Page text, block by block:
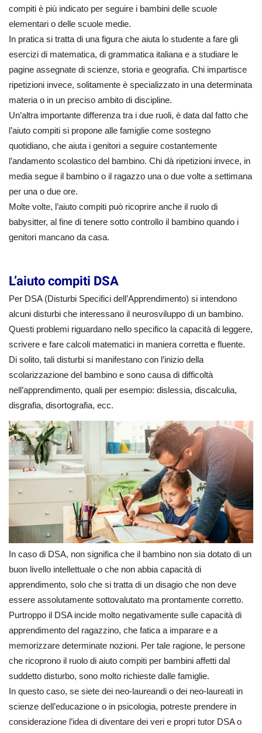
compiti è più indicato per seguire i bambini delle scuole
elementari o delle scuole medie.
In pratica si tratta di una figura che aiuta lo studente a fare gli
esercizi di matematica, di grammatica italiana e a studiare le
pagine assegnate di scienze, storia e geografia. Chi impartisce
ripetizioni invece, solitamente è specializzato in una determinata
materia o in un preciso ambito di discipline.
Un’altra importante differenza tra i due ruoli, è data dal fatto che
l’aiuto compiti si propone alle famiglie come sostegno
quotidiano, che aiuta i genitori a seguire costantemente
l’andamento scolastico del bambino. Chi dà ripetizioni invece, in
media segue il bambino o il ragazzo una o due volte a settimana
per una o due ore.
Molte volte, l’aiuto compiti può ricoprire anche il ruolo di
babysitter, al fine di tenere sotto controllo il bambino quando i
genitori mancano da casa.
L’aiuto compiti DSA
Per DSA (Disturbi Specifici dell’Apprendimento) si intendono
alcuni disturbi che interessano il neurosviluppo di un bambino.
Questi problemi riguardano nello specifico la capacità di leggere,
scrivere e fare calcoli matematici in maniera corretta e fluente.
Di solito, tali disturbi si manifestano con l’inizio della
scolarizzazione del bambino e sono causa di difficoltà
nell’apprendimento, quali per esempio: dislessia, discalculia,
disgrafia, disortografia, ecc.
In caso di DSA, non significa che il bambino non sia dotato di un
buon livello intellettuale o che non abbia capacità di
apprendimento, solo che si tratta di un disagio che non deve
essere assolutamente sottovalutato ma prontamente corretto.
Purtroppo il DSA incide molto negativamente sulle capacità di
apprendimento del ragazzino, che fatica a imparare e a
memorizzare determinate nozioni. Per tale ragione, le persone
che ricoprono il ruolo di aiuto compiti per bambini affetti dal
suddetto disturbo, sono molto richieste dalle famiglie.
In questo caso, se siete dei neo-laureandi o dei neo-laureati in
scienze dell’educazione o in psicologia, potreste prendere in
considerazione l’idea di diventare dei veri e propri tutor DSA o